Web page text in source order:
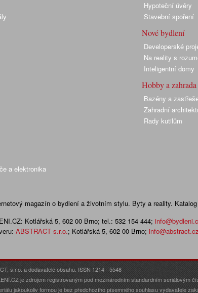
a elektronika
Hypoteční úvěry
Stavební spoření
Nové bydlení
Developerské
Na reality s
Inteligentní domy
Hobby a zahrada
Bazény a
Zahradní
Rady kutilům
magazín o bydlení a životním stylu. Byty a reality.
Kotlářská 5, 602 00 Brno; tel.: 532 154 444;
ABSTRACT s.r.o.; Kotlářská 5, 602 00 Brno; info@abstract.cz
s.r.o. a dodavatelé obsahu. ISSN 1214 - 5548
je zdrojem registrovaným pod mezinárodním standardním
jakoukoliv formou je bez předchozího písemného souhlasu vydavatele